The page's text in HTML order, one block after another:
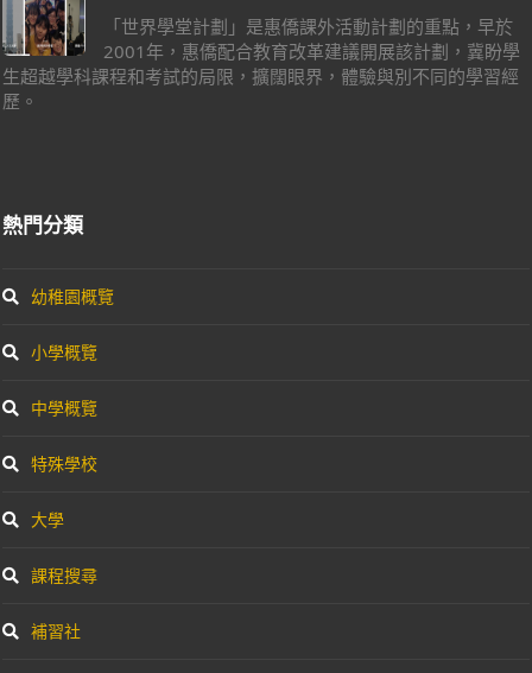
「世界學堂計劃」是惠僑課外活動計劃的重點，早於
2001年，惠僑配合教育改革建議開展該計劃，冀盼學
生超越學科課程和考試的局限，擴闊眼界，體驗與別不同的學習經
歷。
熱門分類
幼稚園概覽
小學概覽
中學概覽
特殊學校
大學
課程搜尋
補習社